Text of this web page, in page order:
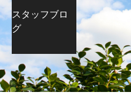
スタッフブロ
グ